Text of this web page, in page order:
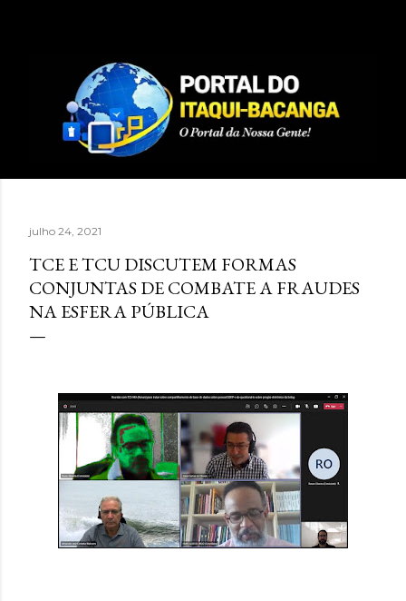
julho 24, 2021
TCE E TCU DISCUTEM FORMAS
CONJUNTAS DE COMBATE A FRAUDES
NA ESFERA PÚBLICA